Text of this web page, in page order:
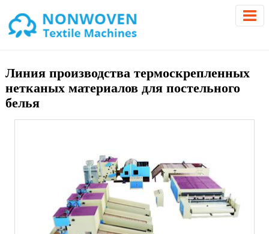
Линия производства термоскрепленных
нетканых материалов для постельного
белья